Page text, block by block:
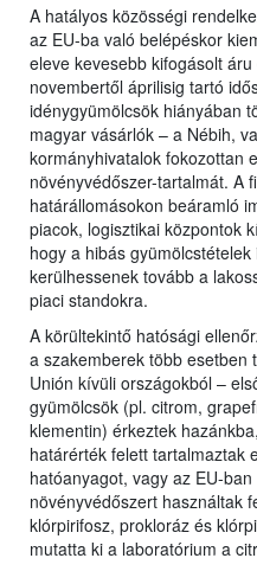
A hatályos közösségi
az EU-ba való belépéskor
eleve kevesebb kifogásolt
novembertől áprilisig tartó
idénygyümölcsök hiányában
magyar vásárlók – a Nébih,
kormányhivatalok fokozottan
növényvédőszer-tartalmát. A
határállomásokon beáramló
piacok, logisztikai központok
hogy a hibás
kerülhessenek tovább a
piaci standokra.
A körültekintő hatósági
a szakemberek több esetben
Unión kívüli országokból –
gyümölcsök (pl. citrom,
klementin) érkeztek
határérték felett tartalmaztak
hatóanyagot, vagy az EU-
növényvédőszert használtak
klórpirifosz, prokloráz és
mutatta ki a laboratórium a